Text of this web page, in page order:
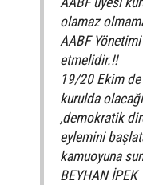
olamaz
AABF
etmelidir.!!
19/20 Ekim
kurulda
,demokratik
eylemini
kamuoyuna
BEYHAN İPEK